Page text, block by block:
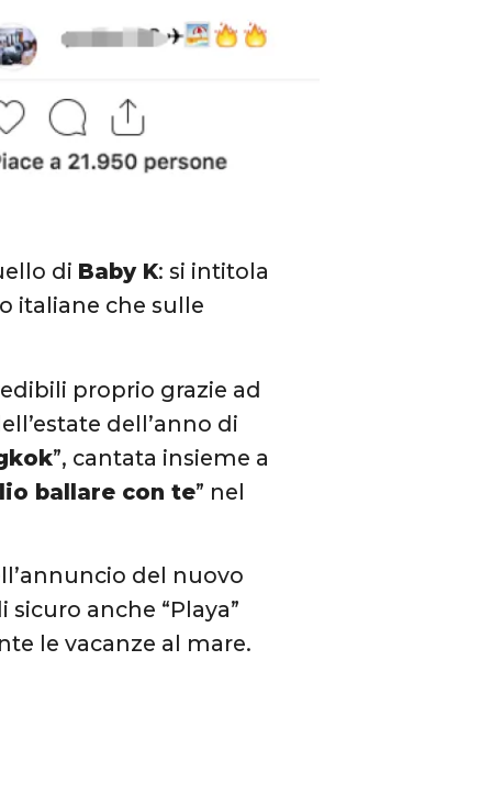
di Baby K: si intitola
italiane che sulle
proprio grazie ad
dell’anno di
”, cantata insieme a
ballare con te” nel
del nuovo
anche “Playa”
le vacanze al mare.